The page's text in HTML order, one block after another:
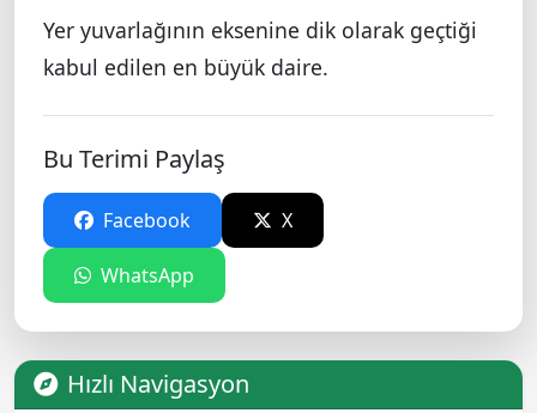
Yer yuvarlağının eksenine dik olarak geçtiği
kabul edilen en büyük daire.
Bu Terimi Paylaş
Facebook X
WhatsApp
Hızlı Navigasyon